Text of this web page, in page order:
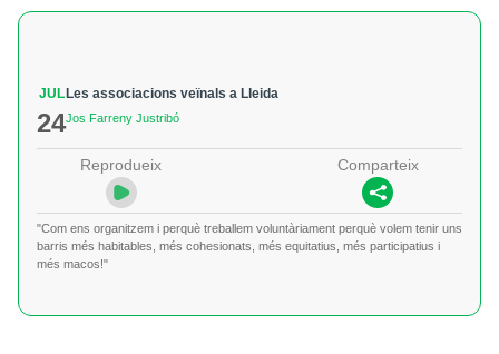
JUL
24
Les associacions veïnals a Lleida
Jos Farreny Justribó
Reprodueix Comparteix
"Com ens organitzem i perquè treballem voluntàriament perquè volem tenir uns
barris més habitables, més cohesionats, més equitatius, més participatius i
més macos!"